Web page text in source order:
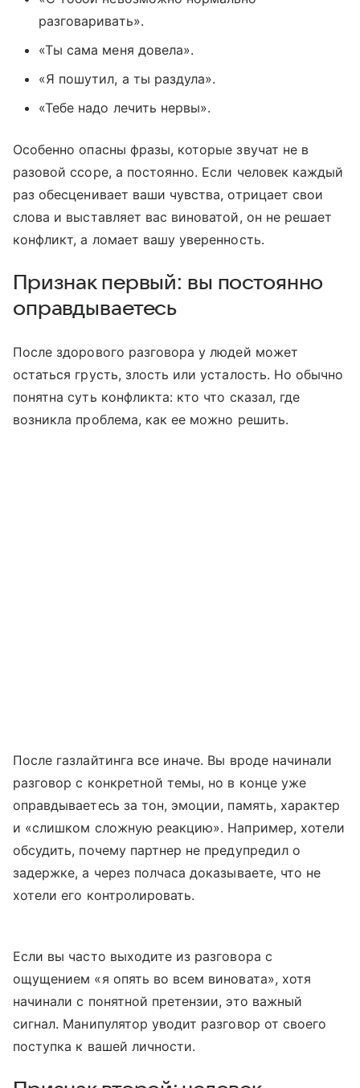
разговаривать».
«Ты сама меня довела».
«Я пошутил, а ты раздула».
«Тебе надо лечить нервы».
Особенно опасны фразы, которые звучат не в
разовой ссоре, а постоянно. Если человек каждый
раз обесценивает ваши чувства, отрицает свои
слова и выставляет вас виноватой, он не решает
конфликт, а ломает вашу уверенность.
Признак первый: вы постоянно
оправдываетесь
После здорового разговора у людей может
остаться грусть, злость или усталость. Но обычно
понятна суть конфликта: кто что сказал, где
возникла проблема, как ее можно решить.
После газлайтинга все иначе. Вы вроде начинали
разговор с конкретной темы, но в конце уже
оправдываетесь за тон, эмоции, память, характер
и «слишком сложную реакцию». Например, хотели
обсудить, почему партнер не предупредил о
задержке, а через полчаса доказываете, что не
хотели его контролировать.
Если вы часто выходите из разговора с
ощущением «я опять во всем виновата», хотя
начинали с понятной претензии, это важный
сигнал. Манипулятор уводит разговор от своего
поступка к вашей личности.